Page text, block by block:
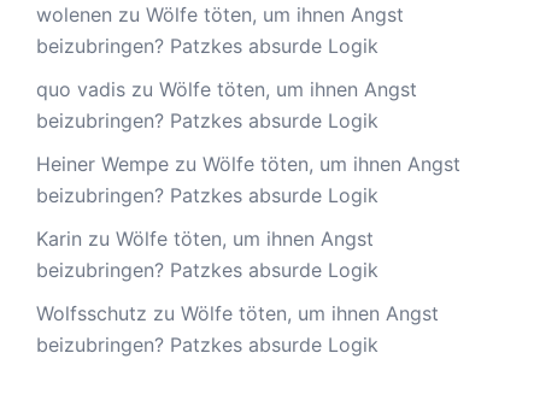
wolenen zu Wölfe töten, um ihnen Angst
beizubringen? Patzkes absurde Logik
quo vadis zu Wölfe töten, um ihnen Angst
beizubringen? Patzkes absurde Logik
Heiner Wempe zu Wölfe töten, um ihnen Angst
beizubringen? Patzkes absurde Logik
Karin zu Wölfe töten, um ihnen Angst
beizubringen? Patzkes absurde Logik
Wolfsschutz zu Wölfe töten, um ihnen Angst
beizubringen? Patzkes absurde Logik